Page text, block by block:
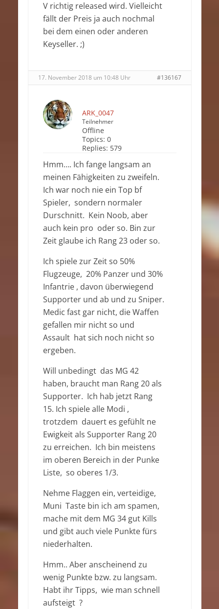
V richtig released wird. Vielleicht
fällt der Preis ja auch nochmal
bei dem einen oder anderen
Keyseller. ;)
17. November 2018 um 10:48 Uhr #136167
ARK_0047
Teilnehmer
Offline
Topics: 0
Replies: 579
Hmm…. Ich fange langsam an
meinen Fähigkeiten zu zweifeln.
Ich war noch nie ein Top bf
Spieler, sondern normaler
Durschnitt. Kein Noob, aber
auch kein pro oder so. Bin zur
Zeit glaube ich Rang 23 oder so.
Ich spiele zur Zeit so 50%
Flugzeuge, 20% Panzer und 30%
Infantrie , davon überwiegend
Supporter und ab und zu Sniper.
Medic fast gar nicht, die Waffen
gefallen mir nicht so und
Assault hat sich noch nicht so
ergeben.
Will unbedingt das MG 42
haben, braucht man Rang 20 als
Supporter. Ich hab jetzt Rang
15. Ich spiele alle Modi ,
trotzdem dauert es gefühlt ne
Ewigkeit als Supporter Rang 20
zu erreichen. Ich bin meistens
im oberen Bereich in der Punke
Liste, so oberes 1/3.
Nehme Flaggen ein, verteidige,
Muni Taste bin ich am spamen,
mache mit dem MG 34 gut Kills
und gibt auch viele Punkte fürs
niederhalten.
Hmm.. Aber anscheinend zu
wenig Punkte bzw. zu langsam.
Habt ihr Tipps, wie man schnell
aufsteigt ?